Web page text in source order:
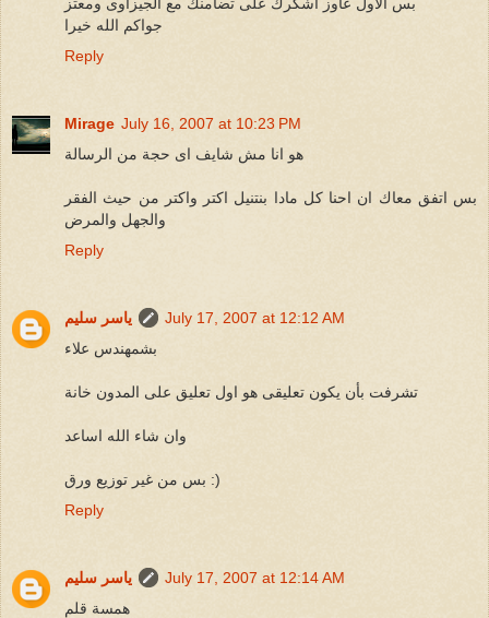
جواكم الله خيرا
Reply
Mirage July 16, 2007 at 10:23 PM
هو انا مش شايف اى حجة من الرسالة
بس اتفق معاك ان احنا كل مادا بنتنيل اكتر واكتر من حيث الفقر
والجهل والمرض
Reply
ياسر سليم
July 17, 2007 at 12:12 AM
بشمهندس علاء
تشرفت بأن يكون تعليقى هو اول تعليق على المدون خانة
وان شاء الله اساعد
بس من غير توزيع ورق :)
Reply
ياسر سليم
July 17, 2007 at 12:14 AM
همسة قلم